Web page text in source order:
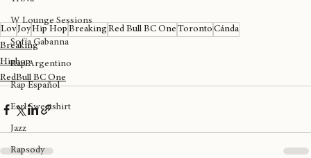
Trova
W Lounge Sessions
Sofía Gabanna
Rap Argentino
Rap Español
Earl Sweatshirt
Jazz
LovJoy Hip Hop
Breaking
Hiphop